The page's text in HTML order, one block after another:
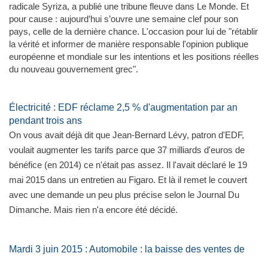
radicale Syriza, a publié une tribune fleuve dans Le Monde. Et
pour cause : aujourd’hui s’ouvre une semaine clef pour son
pays, celle de la dernière chance. L'occasion pour lui de "rétablir
la vérité et informer de manière responsable l'opinion publique
européenne et mondiale sur les intentions et les positions réelles
du nouveau gouvernement grec".
Électricité : EDF réclame 2,5 % d'augmentation par an
pendant trois ans
On vous avait déjà dit que Jean-Bernard Lévy, patron d'EDF,
voulait augmenter les tarifs parce que 37 milliards d'euros de
bénéfice (en 2014) ce n'était pas assez. Il l'avait déclaré le 19
mai 2015 dans un entretien au Figaro. Et là il remet le couvert
avec une demande un peu plus précise selon le Journal Du
Dimanche. Mais rien n'a encore été décidé.
Mardi 3 juin 2015 : Automobile : la baisse des ventes de